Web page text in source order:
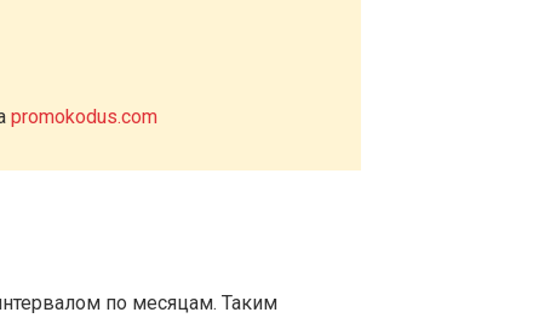
promokodus.com
по месяцам. Таким